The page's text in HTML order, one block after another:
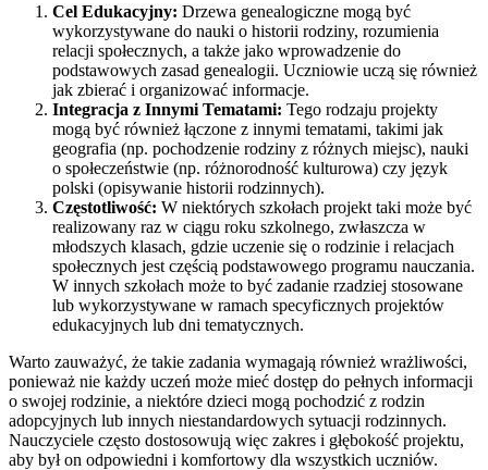
Cel Edukacyjny: Drzewa genealogiczne mogą być
wykorzystywane do nauki o historii rodziny, rozumienia
relacji społecznych, a także jako wprowadzenie do
podstawowych zasad genealogii. Uczniowie uczą się również
jak zbierać i organizować informacje.
Integracja z Innymi Tematami: Tego rodzaju projekty
mogą być również łączone z innymi tematami, takimi jak
geografia (np. pochodzenie rodziny z różnych miejsc), nauki
o społeczeństwie (np. różnorodność kulturowa) czy język
polski (opisywanie historii rodzinnych).
Częstotliwość: W niektórych szkołach projekt taki może być
realizowany raz w ciągu roku szkolnego, zwłaszcza w
młodszych klasach, gdzie uczenie się o rodzinie i relacjach
społecznych jest częścią podstawowego programu nauczania.
W innych szkołach może to być zadanie rzadziej stosowane
lub wykorzystywane w ramach specyficznych projektów
edukacyjnych lub dni tematycznych.
Warto zauważyć, że takie zadania wymagają również wrażliwości,
ponieważ nie każdy uczeń może mieć dostęp do pełnych informacji
o swojej rodzinie, a niektóre dzieci mogą pochodzić z rodzin
adopcyjnych lub innych niestandardowych sytuacji rodzinnych.
Nauczyciele często dostosowują więc zakres i głębokość projektu,
aby był on odpowiedni i komfortowy dla wszystkich uczniów.